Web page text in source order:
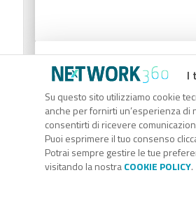
I
Su questo sito utilizziamo cookie
anche per fornirti un’esperienza
consentirti di ricevere
Puoi esprimere il tuo consenso
Potrai sempre gestire le tue
visitando la nostraCOOKIE POLICY.
Codice Rss
Clicca sul pulsante per
RSS link